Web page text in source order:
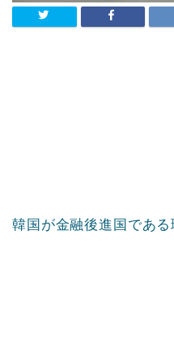
韓国が金融後進国である